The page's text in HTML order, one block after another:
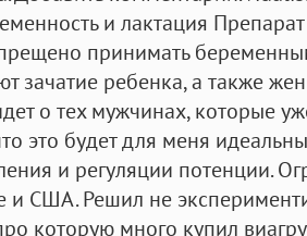
и лактация
принимать
зачатие ребенка, а также
о тех мужчинах, которые
это будет для меня
и регуляции потенции.
и США. Решил не
которую много купил